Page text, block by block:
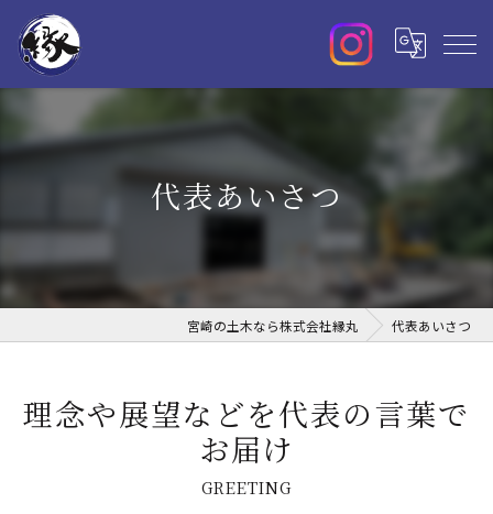
代表あいさつ
宮崎の土木なら株式会社縁丸 代表あいさつ
理念や展望などを代表の言葉で
お届け
GREETING